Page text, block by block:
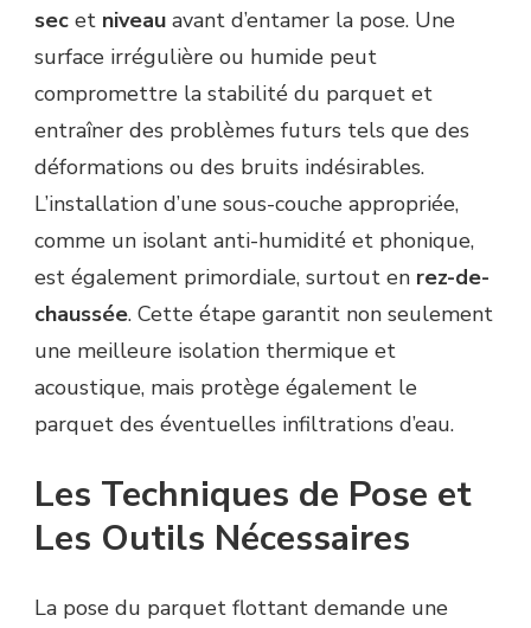
sec et niveau avant d’entamer la pose. Une
surface irrégulière ou humide peut
compromettre la stabilité du parquet et
entraîner des problèmes futurs tels que des
déformations ou des bruits indésirables.
L’installation d’une sous-couche appropriée,
comme un isolant anti-humidité et phonique,
est également primordiale, surtout en rez-de-
chaussée. Cette étape garantit non seulement
une meilleure isolation thermique et
acoustique, mais protège également le
parquet des éventuelles infiltrations d’eau.
Les Techniques de Pose et
Les Outils Nécessaires
La pose du parquet flottant demande une